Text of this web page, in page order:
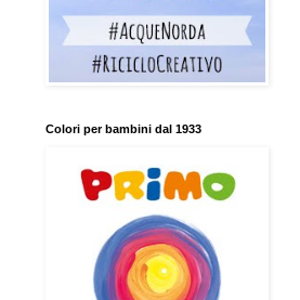
Colori per bambini dal 1933